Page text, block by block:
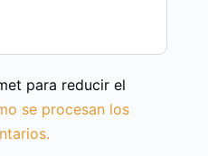
para reducir el
se procesan los